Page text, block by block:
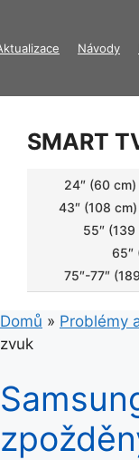
obsah
Návody
SMART
24″ (60 cm)
43″ (108 cm)
55″ (139
65″
75″-77″
Domů » Problémy
zvuk